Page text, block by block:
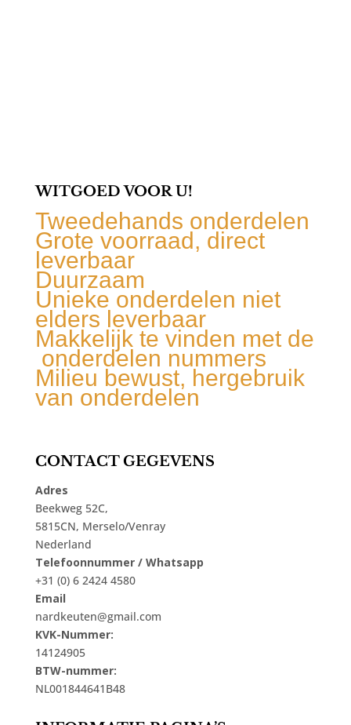
WITGOED VOOR U!
Tweedehands onderdelen
Grote voorraad, direct
leverbaar
Duurzaam
Unieke onderdelen niet
elders leverbaar
Makkelijk te vinden met de
onderdelen nummers
Milieu bewust, hergebruik
van onderdelen
CONTACT GEGEVENS
Adres
Beekweg 52C,
5815CN, Merselo/Venray
Nederland
Telefoonnummer / Whatsapp
+31 (0) 6 2424 4580
Email
nardkeuten@gmail.com
KVK-Nummer:
14124905
BTW-nummer:
NL001844641B48